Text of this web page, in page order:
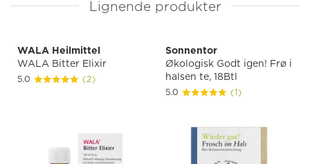
Lignende produkter
WALA Heilmittel
WALA Bitter Elixir
5.0 (2)
Sonnentor
Økologisk Godt igen! Frø i
halsen te, 18Btl
5.0 (1)